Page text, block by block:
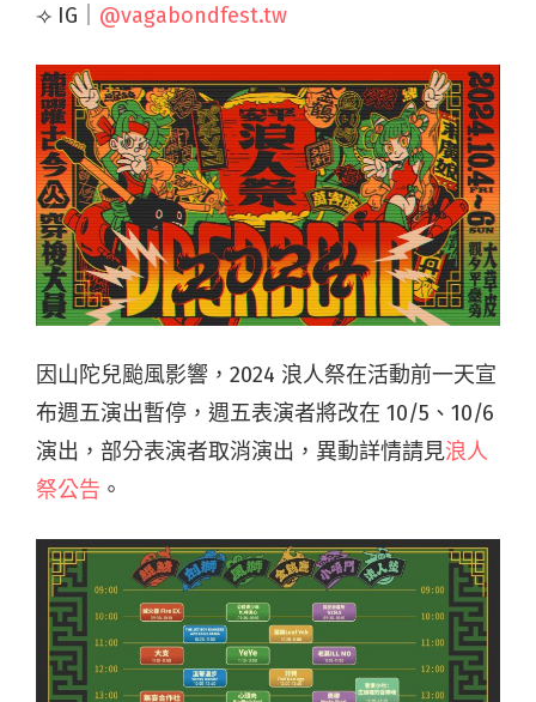
⟢ IG｜ @vagabondfest.tw
因山陀兒颱風影響，2024 浪人祭在活動前一天宣
布週五演出暫停，週五表演者將改在 10/5、10/6
演出，部分表演者取消演出，異動詳情請見浪人
祭公告 。